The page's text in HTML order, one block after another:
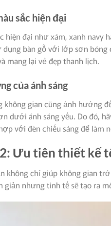
sắc hiện đại
hiện đại như xám, xanh
dụng bàn gỗ với lớp sơn
mang lại vẻ đẹp thanh lịch.
của ánh sáng
không gian cũng ảnh hưởng
dưới ánh sáng yếu. Do đó,
với đèn chiếu sáng để làm
Ưu tiên thiết kế
không chỉ giúp không gian
nhưng tinh tế sẽ tạo ra